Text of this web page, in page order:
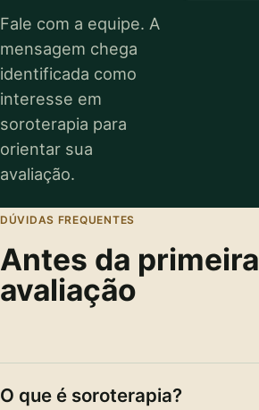
Fale com a equipe. A
mensagem chega
identificada como
interesse em
soroterapia para
orientar sua
avaliação.
DÚVIDAS FREQUENTES
Antes da primeira
avaliação
O que é soroterapia?